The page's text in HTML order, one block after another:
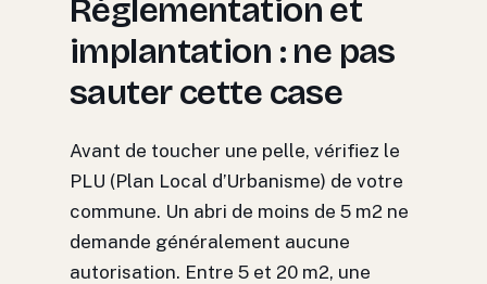
Réglementation et
implantation : ne pas
sauter cette case
Avant de toucher une pelle, vérifiez le
PLU (Plan Local d’Urbanisme) de votre
commune. Un abri de moins de 5 m2 ne
demande généralement aucune
autorisation. Entre 5 et 20 m2, une